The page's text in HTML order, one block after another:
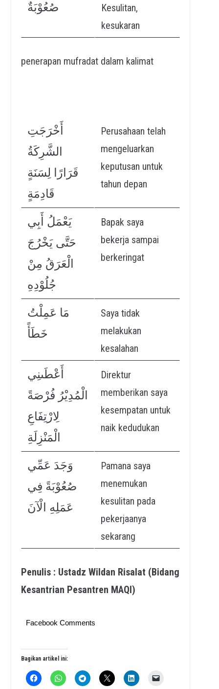
صُعُوْبَةٌ
Kesulitan,
kesukaran
penerapan mufradat dalam kalimat
أَخْرَجَتِ
الشَّرِكَةُ
قَرَارًا لِسَنَةٍ
قَادِمَةٍ
Perusahaan telah
mengeluarkan
keputusan untuk
tahun depan
يَعْمَلُ أَبِي
حَتَّى يَخْرُجَ
الْعَرَقُ مِنْ
جُلُوْدِهِ
Bapak saya
bekerja sampai
berkeringat
مَا عَمِلْتُ
خَطَأً
Saya tidak
melakukan
kesalahan
أَعْطَىنِي
الْمُدِيْرُ فُرْصَةً
لِارْتِفَاعِ
الْمَنْزِلَةِ
Direktur
memberikan saya
kesempatan untuk
naik kedudukan
وَجَدَ عَمِّي
صُعُوْبَةً فِي
عَمَلِهِ الْآنَ
Pamana saya
menemukan
kesulitan pada
pekerjaanya
sekarang
Penulis : Ustadz Wildan Risalat (Bidang
Kesantrian Pesantren MAQI)
Facebook Comments
Bagikan artikel ini: